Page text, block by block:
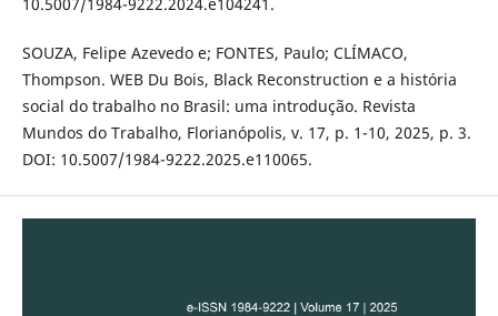
SOUZA, Felipe Azevedo e; FONTES, Paulo; CLÍMACO,
Thompson. WEB Du Bois, Black Reconstruction e a história
social do trabalho no Brasil: uma introdução. Revista
Mundos do Trabalho, Florianópolis, v. 17, p. 1-10, 2025, p. 3.
DOI: 10.5007/1984-9222.2025.e110065.